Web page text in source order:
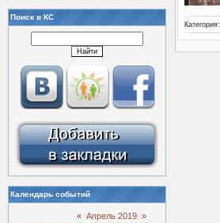
Поиск в КС
Календарь событий
« Апрель 2019 »
Категория: